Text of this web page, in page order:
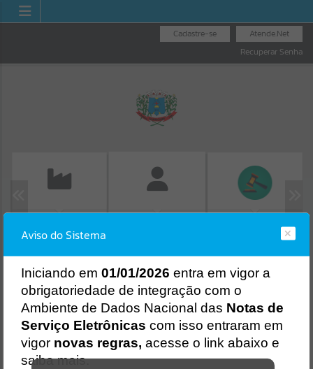
Atende.Net
Cadastre-se
Recuperar Senha
ISS/ALVARÁ
Resultados para""
Aviso do Sistema
Iniciando em 01/01/2026 entra em vigor a
obrigatoriedade de integração com o
Ambiente de Dados Nacional das Notas de
Serviço Eletrônicas com isso entraram em
vigor novas regras, acesse o link abaixo e
saiba mais.
Erro
SISTEMA
Gerenciamento do Sistema
CÓDIGO DA MENSAGEM:EST-000040
Ocorreu um erro de script:
Uncaught SyntaxError: Unexpected token '('
https://guaraciaba.atende.net/https:/guaraciaba.atende.net/cidadao/
pagina/licitacao-pregao-13-13pp09-
13fma/static/bundle/wpo_index_2_base_l2_portal_editores_sync_d
9fb77cfd5741fafc9972edc7a641fea.js?v=83d4f602:47